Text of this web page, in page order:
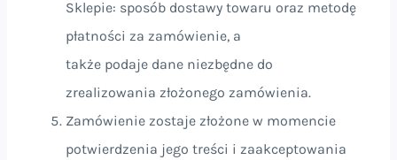
Sklepie: sposób dostawy towaru oraz metodę
płatności za zamówienie, a
także podaje dane niezbędne do
zrealizowania złożonego zamówienia.
Zamówienie zostaje złożone w momencie
potwierdzenia jego treści i zaakceptowania